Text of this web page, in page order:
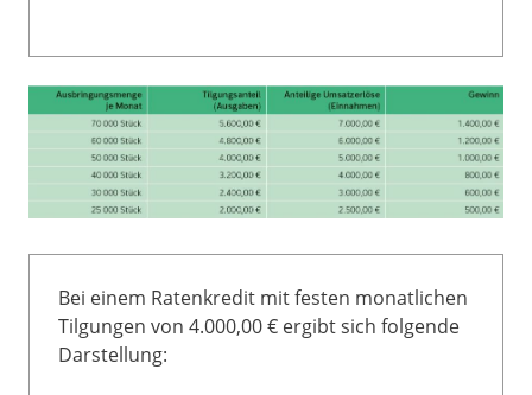
Bei einem Ratenkredit mit festen monatlichen
Tilgungen von 4.000,00 € ergibt sich folgende
Darstellung: